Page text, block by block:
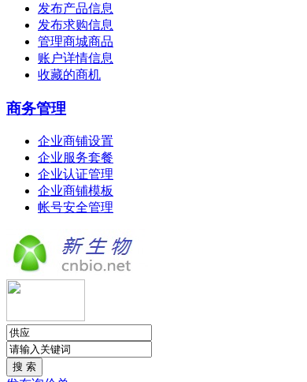
发布产品信息
发布求购信息
管理商城商品
账户详情信息
收藏的商机
商务管理
企业商铺设置
企业服务套餐
企业认证管理
企业商铺模板
帐号安全管理